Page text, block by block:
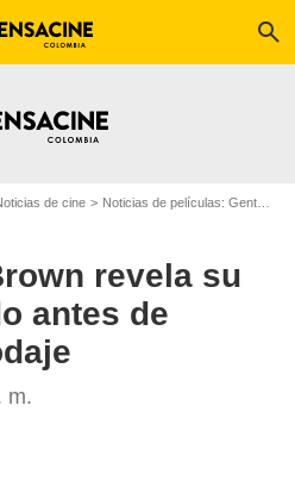
search
de cine Noticias de películas: Gente
revela su
antes de
m.
Getty